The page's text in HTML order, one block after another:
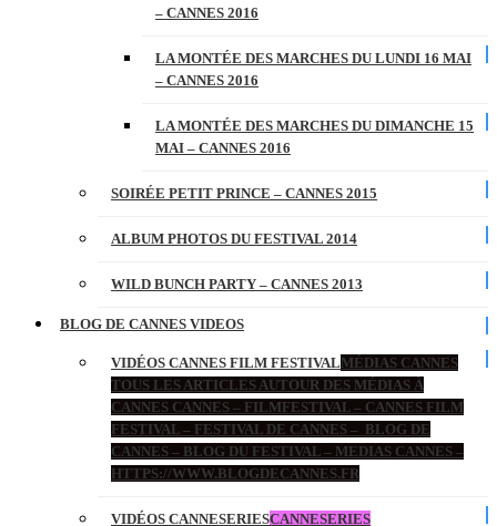
– CANNES 2016
LA MONTÉE DES MARCHES DU LUNDI 16 MAI
– CANNES 2016
LA MONTÉE DES MARCHES DU DIMANCHE 15
MAI – CANNES 2016
SOIRÉE PETIT PRINCE – CANNES 2015
ALBUM PHOTOS DU FESTIVAL 2014
WILD BUNCH PARTY – CANNES 2013
BLOG DE CANNES VIDEOS
VIDÉOS CANNES FILM FESTIVALMÉDIAS CANNES
TOUS LES ARTICLES AUTOUR DES MÉDIAS À
CANNES CANNES – FILMFESTIVAL – CANNES FILM
FESTIVAL – FESTIVAL DE CANNES – BLOG DE
CANNES – BLOG DU FESTIVAL – MEDIAS CANNES –
HTTPS://WWW.BLOGDECANNES.FR
VIDÉOS CANNESERIESCANNESERIES